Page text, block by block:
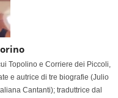
Topolino e Corriere dei Piccoli,
e autrice di tre biografie (Julio
Cantanti); traduttrice dal